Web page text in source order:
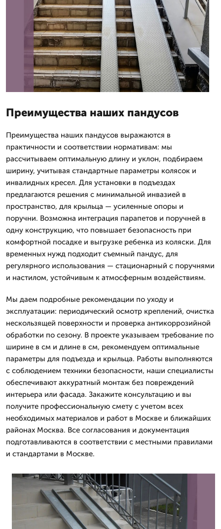
Преимущества наших пандусов
Преимущества наших пандусов выражаются в
практичности и соответствии нормативам: мы
рассчитываем оптимальную длину и уклон, подбираем
ширину, учитывая стандартные параметры колясок и
инвалидных кресел. Для установки в подъездах
предлагаются решения с минимальной инвазией в
пространство, для крыльца — усиленные опоры и
поручни. Возможна интеграция парапетов и поручней в
одну конструкцию, что повышает безопасность при
комфортной посадке и выгрузке ребенка из коляски. Для
временных нужд подходит съемный пандус, для
регулярного использования — стационарный с поручнями
и настилом, устойчивым к атмосферным воздействиям.
Мы даем подробные рекомендации по уходу и
эксплуатации: периодический осмотр креплений, очистка
нескользящей поверхности и проверка антикоррозийной
обработки по сезону. В проекте указываем требование по
ширине в см и длине в см, рекомендуем оптимальные
параметры для подъезда и крыльца. Работы выполняются
с соблюдением техники безопасности, наши специалисты
обеспечивают аккуратный монтаж без повреждений
интерьера или фасада. Закажите консультацию и вы
получите профессиональную смету с учетом всех
необходимых материалов и работ в Москве и ближайших
районах Москва. Все согласования и документация
подготавливаются в соответствии с местными правилами
и стандартами в Москве.